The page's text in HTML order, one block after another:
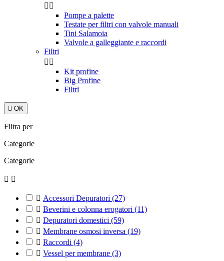
 
Pompe a palette
Testate per filtri con valvole manuali
Tini Salamoia
Valvole a galleggiante e raccordi
Filtri
 
Kit profine
Big Profine
Filtri
 OK
Filtra per
Categorie
Categorie
 
 Accessori Depuratori (27)
 Beverini e colonna erogatori (11)
 Depuratori domestici (59)
 Membrane osmosi inversa (19)
 Raccordi (4)
 Vessel per membrane (3)